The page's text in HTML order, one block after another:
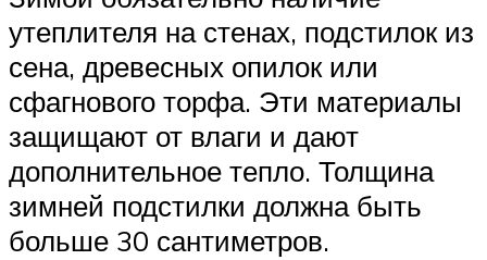
утеплителя на стенах, подстилок из
сена, древесных опилок или
сфагнового торфа. Эти материалы
защищают от влаги и дают
дополнительное тепло. Толщина
зимней подстилки должна быть
больше 30 сантиметров.